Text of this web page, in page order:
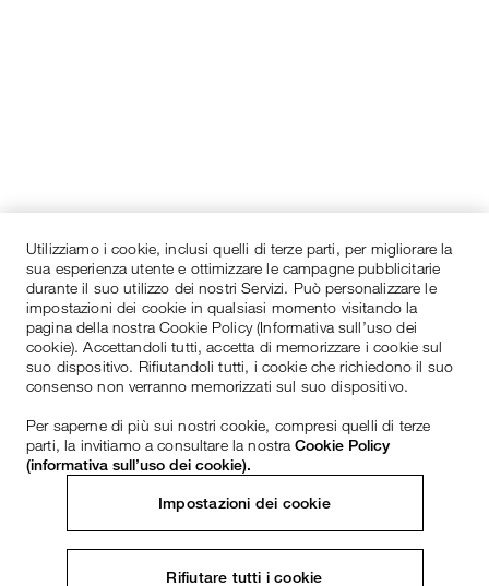
Utilizziamo i cookie, inclusi quelli di terze parti, per migliorare la
sua esperienza utente e ottimizzare le campagne pubblicitarie
durante il suo utilizzo dei nostri Servizi. Può personalizzare le
impostazioni dei cookie in qualsiasi momento visitando la
pagina della nostra Cookie Policy (Informativa sull’uso dei
cookie). Accettandoli tutti, accetta di memorizzare i cookie sul
suo dispositivo. Rifiutandoli tutti, i cookie che richiedono il suo
consenso non verranno memorizzati sul suo dispositivo.
Per saperne di più sui nostri cookie, compresi quelli di terze
parti, la invitiamo a consultare la nostraCookie Policy
(informativa sull’uso dei cookie).
Impostazioni dei cookie
Rifiutare tutti i cookie